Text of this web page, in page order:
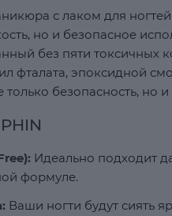
с лаком для
но и безопасное
без пяти токсичных
фталата, эпоксидной
безопасность, но и
Идеально подходит
формуле.
Ваши ногти будут сиять